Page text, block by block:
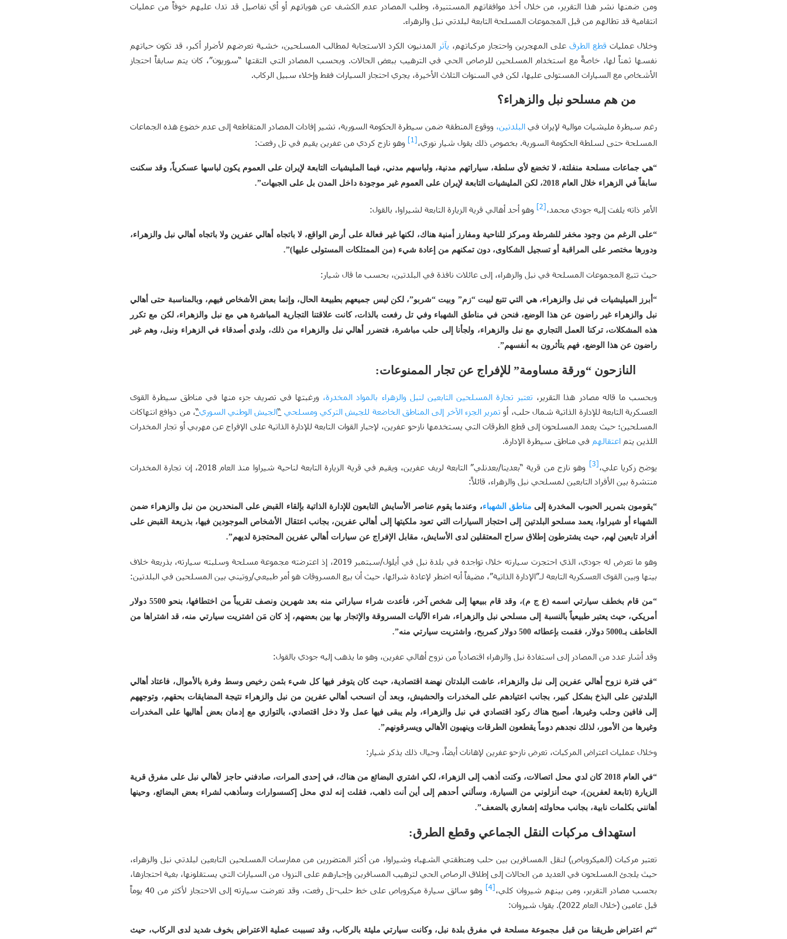
ومن ضمنها نشر هذا التقرير، من خلال أخذ موافقاتهم المستنيرة، وطلب المصادر عدم الكشف عن هوياتهم أو أي تفاصيل قد تدل عليهم خوفاً من عمليات
انتقامية قد تطالهم من قبل المجموعات المسلحة التابعة لبلدتي نبل والزهراء.
وخلال عمليات قطع الطرق على المهجرين واحتجاز مركباتهم، يآثر المدنيون الكرد الاستجابة لمطالب المسلحين، خشية تعرضهم لأضرار أكبر، قد تكون حياتهم
نفسها ثمناً لها، خاصةً مع استخدام المسلحين للرصاص الحي في الترهيب ببعض الحالات. وبحسب المصادر التي التقتها “سوريون”، كان يتم سابقاً احتجاز
الأشخاص مع السيارات المستولى عليها، لكن في السنوات الثلاث الأخيرة، يجري احتجاز السيارات فقط وإخلاء سبيل الركاب.
من هم مسلحو نبل والزهراء؟
رغم سيطرة مليشيات موالية لإيران في البلدتين، ووقوع المنطقة ضمن سيطرة الحكومة السورية، تشير إفادات المصادر المتقاطعة إلى عدم خضوع هذه الجماعات
المسلحة حتى لسلطة الحكومة السورية. بخصوص ذلك يقول شيار نوري،[1] وهو نازح كردي من عفرين يقيم في تل رفعت:
“هي جماعات مسلحة منفلتة، لا تخضع لأي سلطة، سياراتهم مدنية، ولباسهم مدني، فيما المليشيات التابعة لإيران على العموم يكون لباسها عسكرياً، وقد سكنت
سابقاً في الزهراء خلال العام 2018، لكن المليشيات التابعة لإيران على العموم غير موجودة داخل المدن بل على الجبهات”.
الأمر ذاته يلفت إليه جودي محمد،[2] وهو أحد أهالي قرية الزيارة التابعة لشيراوا، بالقول:
“على الرغم من وجود مخفر للشرطة ومركز للناحية ومفارز أمنية هناك، لكنها غير فعالة على أرض الواقع، لا باتجاه أهالي عفرين ولا باتجاه أهالي نبل والزهراء،
ودورها مختصر على المراقبة أو تسجيل الشكاوى، دون تمكنهم من إعادة شيء (من الممتلكات المستولى عليها)”.
حيث تتبع المجموعات المسلحة في نبل والزهراء، إلى عائلات نافذة في البلدتين، بحسب ما قال شيار:
“أبرز الميليشيات في نبل والزهراء، هي التي تتبع لبيت “زم” وبيت “شربو”، لكن ليس جميعهم بطبيعة الحال، وإنما بعض الأشخاص فيهم، وبالمناسبة حتى أهالي
نبل والزهراء غير راضون عن هذا الوضع، فنحن في مناطق الشهباء وفي تل رفعت بالذات، كانت علاقتنا التجارية المباشرة هي مع نبل والزهراء، لكن مع تكرر
هذه المشكلات، تركنا العمل التجاري مع نبل والزهراء، ولجأنا إلى حلب مباشرة، فتضرر أهالي نبل والزهراء من ذلك، ولدي أصدقاء في الزهراء ونبل، وهم غير
راضون عن هذا الوضع، فهم يتأثرون به أنفسهم”.
النازحون “ورقة مساومة” للإفراج عن تجار الممنوعات:
وبحسب ما قاله مصادر هذا التقرير، تعتبر تجارة المسلحين التابعين لنبل والزهراء بالمواد المخدرة، ورغبتها في تصريف جزء منها في مناطق سيطرة القوى
العسكرية التابعة للإدارة الذاتية شمال حلب، أو تمرير الجزء الآخر إلى المناطق الخاضعة للجيش التركي ومسلحي “الجيش الوطني السوري“، من دوافع انتهاكات
المسلحين؛ حيث يعمد المسلحون إلى قطع الطرقات التي يستخدمها نازحو عفرين، لإجبار القوات التابعة للإدارة الذاتية على الإفراج عن مهربي أو تجار المخدرات
اللذين يتم اعتقالهم في مناطق سيطرة الإدارة.
يوضح زكريا علي،[3]
وهو نازح من قرية “بعدينا/بعدنلي” التابعة لريف عفرين، ويقيم في قرية الزيارة التابعة لناحية شيراوا منذ العام 2018، إن تجارة المخدرات
منتشرة بين الأفراد التابعين لمسلحي نبل والزهراء، قائلاً:
“يقومون بتمرير الحبوب المخدرة إلى مناطق الشهباء، وعندما يقوم عناصر الأسايش التابعون للإدارة الذاتية بإلقاء القبض على المنحدرين من نبل والزهراء ضمن
الشهباء أو شيراوا، يعمد مسلحو البلدتين إلى احتجاز السيارات التي تعود ملكيتها إلى أهالي عفرين، بجانب اعتقال الأشخاص الموجودين فيها، بذريعة القبض على
أفراد تابعين لهم، حيث يشترطون إطلاق سراح المعتقلين لدى الأسايش، مقابل الإفراج عن سيارات أهالي عفرين المحتجزة لديهم”.
وهو ما تعرض له جودي، الذي احتجزت سيارته خلال تواجده في بلدة نبل في أيلول/سبتمبر 2019، إذ اعترضته مجموعة مسلحة وسلبته سيارته، بذريعة خلاف
بينها وبين القوى العسكرية التابعة لـ”الإدارة الذاتية”، مضيفاً أنه اضطر لإعادة شرائها، حيث أن بيع المسروقات هو أمر طبيعي/روتيني بين المسلحين في البلدتين:
“من قام بخطف سيارتي اسمه (ع ج م)، وقد قام ببيعها إلى شخص آخر، فأعدت شراء سياراتي منه بعد شهرين ونصف تقريباً من اختطافها، بنحو 5500 دولار
أمريكي، حيث يعتبر طبيعياً بالنسبة إلى مسلحي نبل والزهراء، شراء الآليات المسروقة والإتجار بها بين بعضهم، إذ كان مَن اشتريت سيارتي منه، قد اشتراها من
الخاطف بـ5000 دولار، فقمت بإعطائه 500 دولار كمربح، واشتريت سيارتي منه”.
وقد أشار عدد من المصادر إلى استفادة نبل والزهراء اقتصادياً من نزوح أهالي عفرين، وهو ما يذهب إليه جودي بالقول:
“في فترة نزوح أهالي عفرين إلى نبل والزهراء، عاشت البلدتان نهضة اقتصادية، حيث كان يتوفر فيها كل شيء بثمن رخيص وسط وفرة بالأموال، فاعتاد أهالي
البلدتين على البذخ بشكل كبير، بجانب اعتيادهم على المخدرات والحشيش، وبعد أن انسحب أهالي عفرين من نبل والزهراء نتيجة المضايقات بحقهم، وتوجههم
إلى فافين وحلب وغيرها، أصبح هناك ركود اقتصادي في نبل والزهراء، ولم يبقى فيها عمل ولا دخل اقتصادي، بالتوازي مع إدمان بعض أهاليها على المخدرات
وغيرها من الأمور، لذلك نجدهم دوماً يقطعون الطرقات وينهبون الأهالي ويسرقونهم”.
وخلال عمليات اعتراض المركبات، تعرض نازحو عفرين لإهانات أيضاً، وحيال ذلك يذكر شيار:
“في العام 2018 كان لدي محل اتصالات، وكنت أذهب إلى الزهراء، لكي اشتري البضائع من هناك، في إحدى المرات، صادفني حاجز لأهالي نبل على مفرق قرية
الزيارة (تابعة لعفرين)، حيث أنزلوني من السيارة، وسألني أحدهم إلى أين أنت ذاهب، فقلت إنه لدي محل إكسسوارات وسأذهب لشراء بعض البضائع، وحينها
أهانني بكلمات نابية، بجانب محاولته إشعاري بالضعف”.
استهداف مركبات النقل الجماعي وقطع الطرق:
تعتبر مركبات (الميكروباص) لنقل المسافرين بين حلب ومنطقتي الشهباء وشيراوا، من أكثر المتضررين من ممارسات المسلحين التابعين لبلدتي نبل والزهراء،
حيث يلجئ المسلحون في العديد من الحالات إلى إطلاق الرصاص الحي لترهيب المسافرين وإجبارهم على النزول من السيارات التي يستقلونها، بغية احتجازها،
بحسب مصادر التقرير، ومن بينهم شيروان كلي،[4]
وهو سائق سيارة ميكروباص على خط حلب-تل رفعت، وقد تعرضت سيارته إلى الاحتجاز لأكثر من 40 يوماً
قبل عامين (خلال العام 2022). يقول شيروان:
“تم اعتراض طريقنا من قبل مجموعة مسلحة في مفرق بلدة نبل، وكانت سيارتي مليئة بالركاب، وقد تسببت عملية الاعتراض بخوف شديد لدى الركاب، حيث